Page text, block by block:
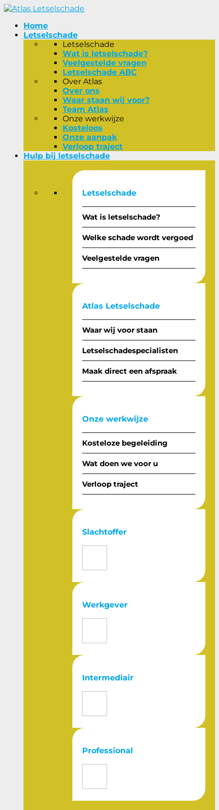
Home
Letselschade
Letselschade
Wat is letselschade?
Veelgestelde vragen
Letselschade ABC
Over Atlas
Over ons
Waar staan wij voor?
Team Atlas
Onze werkwijze
Kosteloos
Onze aanpak
Verloop traject
Hulp bij letselschade
Letselschade
Wat is letselschade?
Welke schade wordt vergoed
Veelgestelde vragen
Atlas Letselschade
Waar wij voor staan
Letselschadespecialisten
Maak direct een afspraak
Onze werkwijze
Kosteloze begeleiding
Wat doen we voor u
Verloop traject
Slachtoffer
Werkgever
Intermediair
Professional